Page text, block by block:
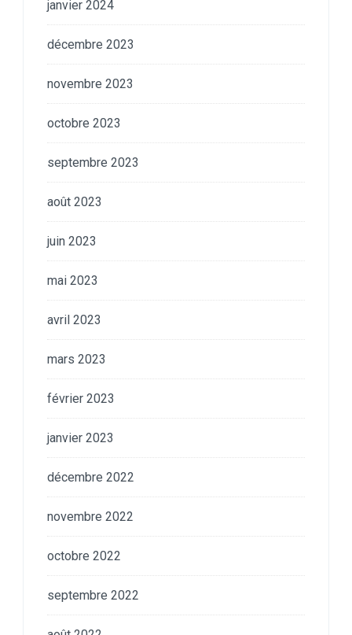
janvier 2024
décembre 2023
novembre 2023
octobre 2023
septembre 2023
août 2023
juin 2023
mai 2023
avril 2023
mars 2023
février 2023
janvier 2023
décembre 2022
novembre 2022
octobre 2022
septembre 2022